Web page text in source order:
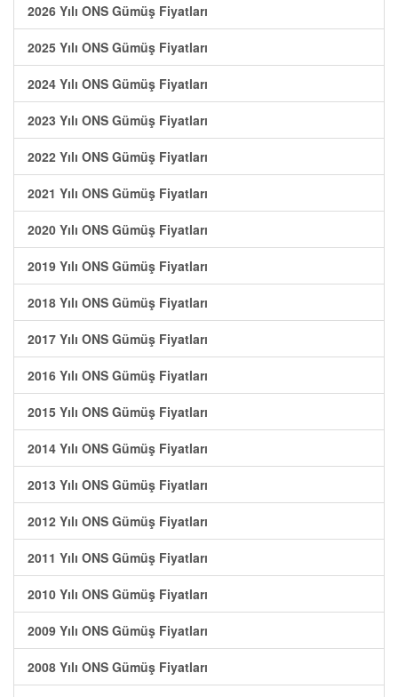
2026 Yılı ONS Gümüş Fiyatları
2025 Yılı ONS Gümüş Fiyatları
2024 Yılı ONS Gümüş Fiyatları
2023 Yılı ONS Gümüş Fiyatları
2022 Yılı ONS Gümüş Fiyatları
2021 Yılı ONS Gümüş Fiyatları
2020 Yılı ONS Gümüş Fiyatları
2019 Yılı ONS Gümüş Fiyatları
2018 Yılı ONS Gümüş Fiyatları
2017 Yılı ONS Gümüş Fiyatları
2016 Yılı ONS Gümüş Fiyatları
2015 Yılı ONS Gümüş Fiyatları
2014 Yılı ONS Gümüş Fiyatları
2013 Yılı ONS Gümüş Fiyatları
2012 Yılı ONS Gümüş Fiyatları
2011 Yılı ONS Gümüş Fiyatları
2010 Yılı ONS Gümüş Fiyatları
2009 Yılı ONS Gümüş Fiyatları
2008 Yılı ONS Gümüş Fiyatları